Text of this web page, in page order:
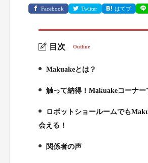
Facebook Twitter はてブ
目次 Outline
1.
Makuakeとは？
2.
触って納得！Makuakeコーナー
ロボットショールームでも
会える！
4.
関係者の声